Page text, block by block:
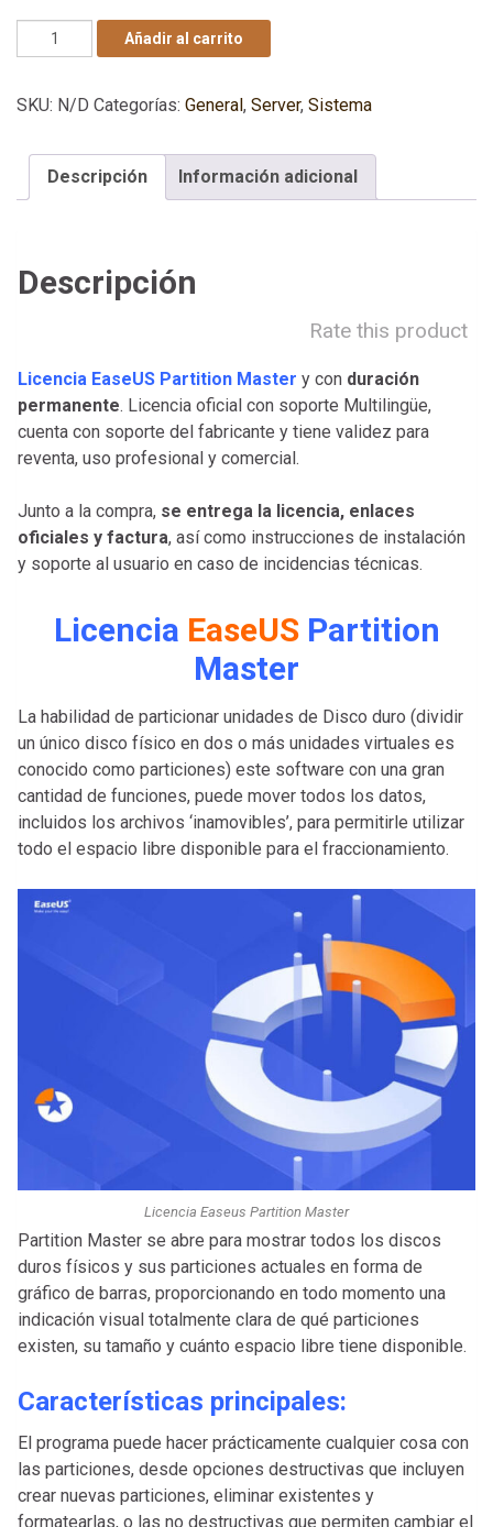
Licencia EaseUS Partition Master - Retail - Permanente
Añadir al carrito
SKU: N/D Categorías: General, Server, Sistema
Descripción Información adicional
Descripción
Rate this product
Licencia EaseUS Partition Master y con duración
permanente. Licencia oficial con soporte Multilingüe,
cuenta con soporte del fabricante y tiene validez para
reventa, uso profesional y comercial.
Junto a la compra, se entrega la licencia, enlaces
oficiales y factura, así como instrucciones de instalación
y soporte al usuario en caso de incidencias técnicas.
Licencia EaseUS Partition
Master
La habilidad de particionar unidades de Disco duro (dividir
un único disco físico en dos o más unidades virtuales es
conocido como particiones) este software con una gran
cantidad de funciones, puede mover todos los datos,
incluidos los archivos ‘inamovibles’, para permitirle utilizar
todo el espacio libre disponible para el fraccionamiento.
Licencia Easeus Partition Master
Partition Master se abre para mostrar todos los discos
duros físicos y sus particiones actuales en forma de
gráfico de barras, proporcionando en todo momento una
indicación visual totalmente clara de qué particiones
existen, su tamaño y cuánto espacio libre tiene disponible.
Características principales:
El programa puede hacer prácticamente cualquier cosa con
las particiones, desde opciones destructivas que incluyen
crear nuevas particiones, eliminar existentes y
formatearlas, o las no destructivas que permiten cambiar el